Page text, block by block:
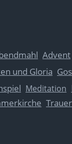
Advent
und Gloria
Meditation
Trauer